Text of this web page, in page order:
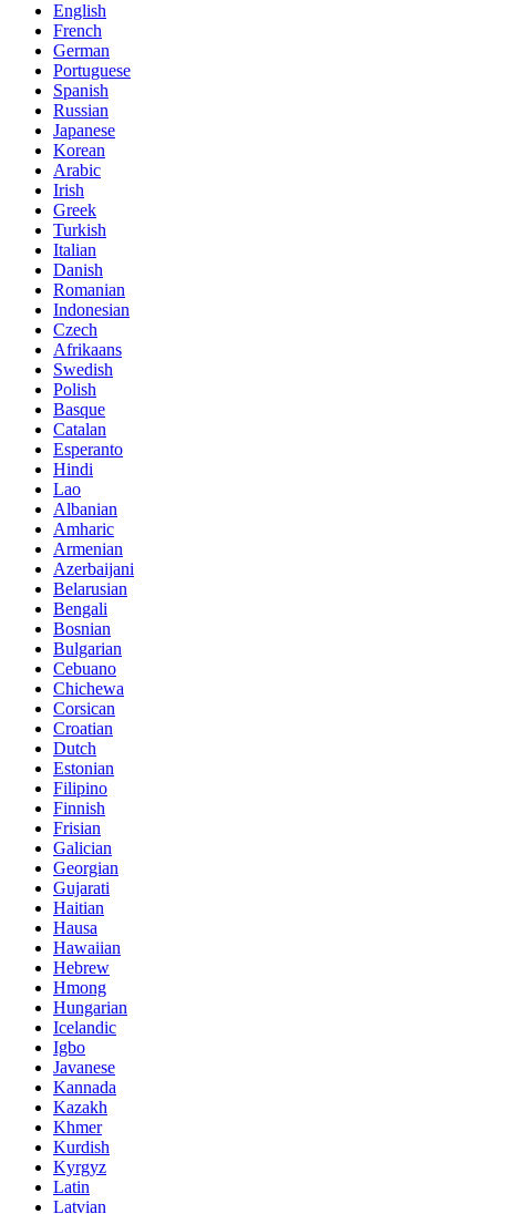
English
French
German
Portuguese
Spanish
Russian
Japanese
Korean
Arabic
Irish
Greek
Turkish
Italian
Danish
Romanian
Indonesian
Czech
Afrikaans
Swedish
Polish
Basque
Catalan
Esperanto
Hindi
Lao
Albanian
Amharic
Armenian
Azerbaijani
Belarusian
Bengali
Bosnian
Bulgarian
Cebuano
Chichewa
Corsican
Croatian
Dutch
Estonian
Filipino
Finnish
Frisian
Galician
Georgian
Gujarati
Haitian
Hausa
Hawaiian
Hebrew
Hmong
Hungarian
Icelandic
Igbo
Javanese
Kannada
Kazakh
Khmer
Kurdish
Kyrgyz
Latin
Latvian